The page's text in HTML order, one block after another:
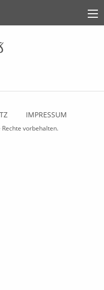
IMPRESSUM
Rechte vorbehalten.